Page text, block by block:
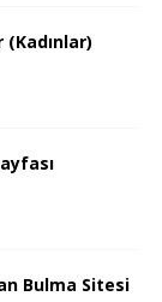
Bulma Sitesi